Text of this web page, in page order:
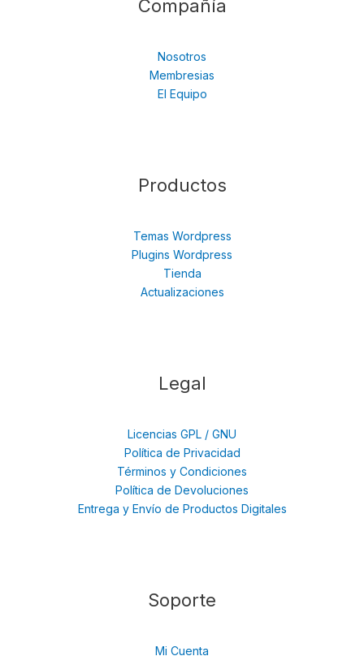
Compañía
Nosotros
Membresias
El Equipo
Productos
Temas Wordpress
Plugins Wordpress
Tienda
Actualizaciones
Legal
Licencias GPL / GNU
Política de Privacidad
Términos y Condiciones
Política de Devoluciones
Entrega y Envío de Productos Digitales
Soporte
Mi Cuenta